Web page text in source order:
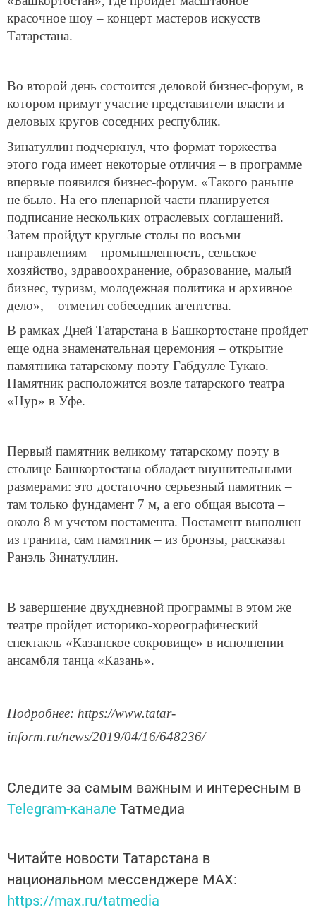
красочное шоу – концерт мастеров искусств
Татарстана.
Во второй день состоится деловой бизнес-форум, в
котором примут участие представители власти и
деловых кругов соседних республик.
Зинатуллин подчеркнул, что формат торжества
этого года имеет некоторые отличия – в программе
впервые появился бизнес-форум. «Такого раньше
не было. На его пленарной части планируется
подписание нескольких отраслевых соглашений.
Затем пройдут круглые столы по восьми
направлениям – промышленность, сельское
хозяйство, здравоохранение, образование, малый
бизнес, туризм, молодежная политика и архивное
дело», – отметил собеседник агентства.
В рамках Дней Татарстана в Башкортостане пройдет
еще одна знаменательная церемония – открытие
памятника татарскому поэту Габдулле Тукаю.
Памятник расположится возле татарского театра
«Нур» в Уфе.
Первый памятник великому татарскому поэту в
столице Башкортостана обладает внушительными
размерами: это достаточно серьезный памятник –
там только фундамент 7 м, а его общая высота –
около 8 м учетом постамента. Постамент выполнен
из гранита, сам памятник – из бронзы, рассказал
Ранэль Зинатуллин.
В завершение двухдневной программы в этом же
театре пройдет историко-хореографический
спектакль «Казанское сокровище» в исполнении
ансамбля танца «Казань».
Подробнее: https://www.tatar-
inform.ru/news/2019/04/16/648236/
Следите за самым важным и интересным в
Telegram-канале Татмедиа
Читайте новости Татарстана в
национальном мессенджере MАХ:
https://max.ru/tatmedia